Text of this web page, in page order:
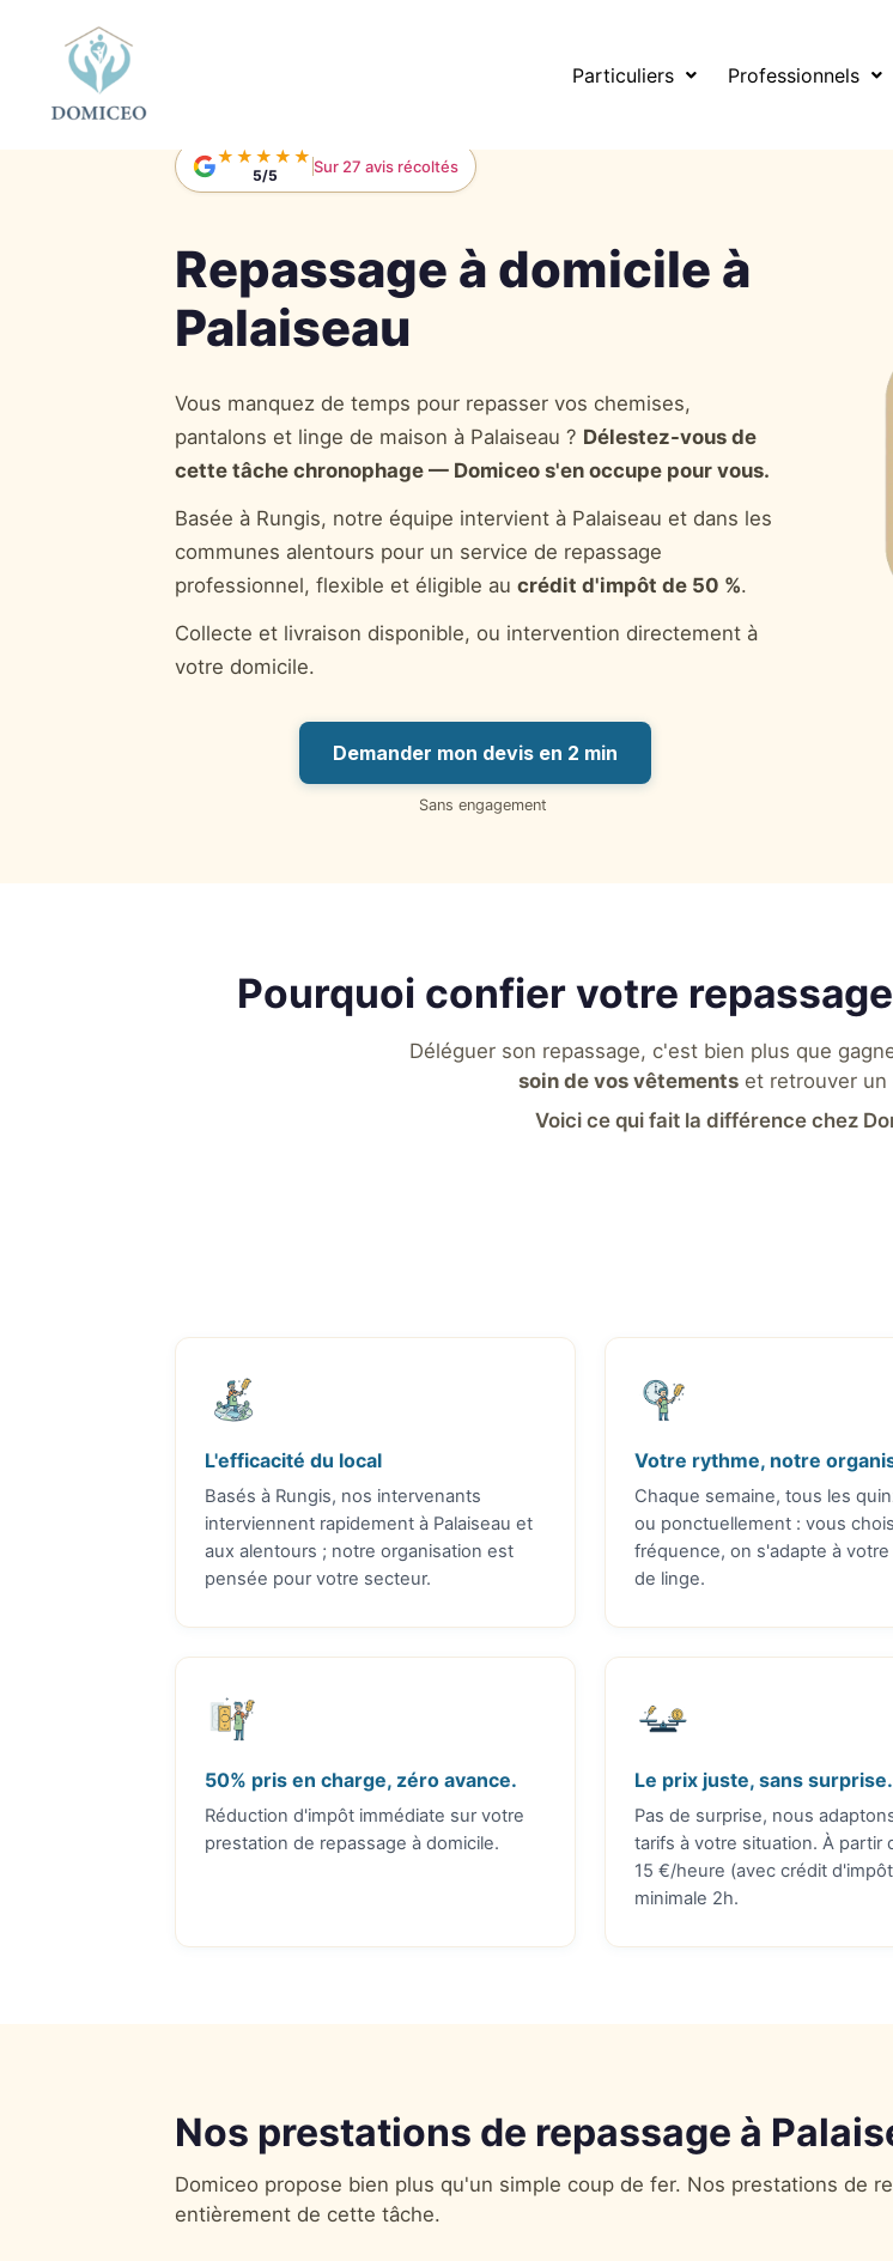
Particuliers Professionnels
★★★★★
5/5 Sur 27 avis récoltés
Repassage à domicile à
Palaiseau
Vous manquez de temps pour repasser vos chemises,
pantalons et linge de maison à Palaiseau ? Délestez-vous de
cette tâche chronophage — Domiceo s'en occupe pour vous.
Basée à Rungis, notre équipe intervient à Palaiseau et dans les
communes alentours pour un service de repassage
professionnel, flexible et éligible au crédit d'impôt de 50 %.
Collecte et livraison disponible, ou intervention directement à
votre domicile.
Demander mon devis en 2 min
Sans engagement
Pourquoi confier votre
Déléguer son repassage, c'est bien plus que
soin de vos vêtementset retrouver un
Voici ce qui fait la différence chez
L'efficacité du local
Basés à Rungis, nos intervenants
interviennent rapidement à Palaiseau et
aux alentours ; notre organisation est
pensée pour votre secteur.
Votre rythme, notre
Chaque semaine, tous les
ou ponctuellement : vous
fréquence, on s'adapte à votre
de linge.
50% pris en charge, zéro avance.
Réduction d'impôt immédiate sur votre
prestation de repassage à domicile.
Le prix juste, sans surprise.
Pas de surprise, nous
tarifs à votre situation. À partir
15 €/heure (avec crédit
minimale 2h.
Nos prestations de repassage à
Domiceo propose bien plus qu'un simple coup de fer. Nos prestations de
entièrement de cette tâche.